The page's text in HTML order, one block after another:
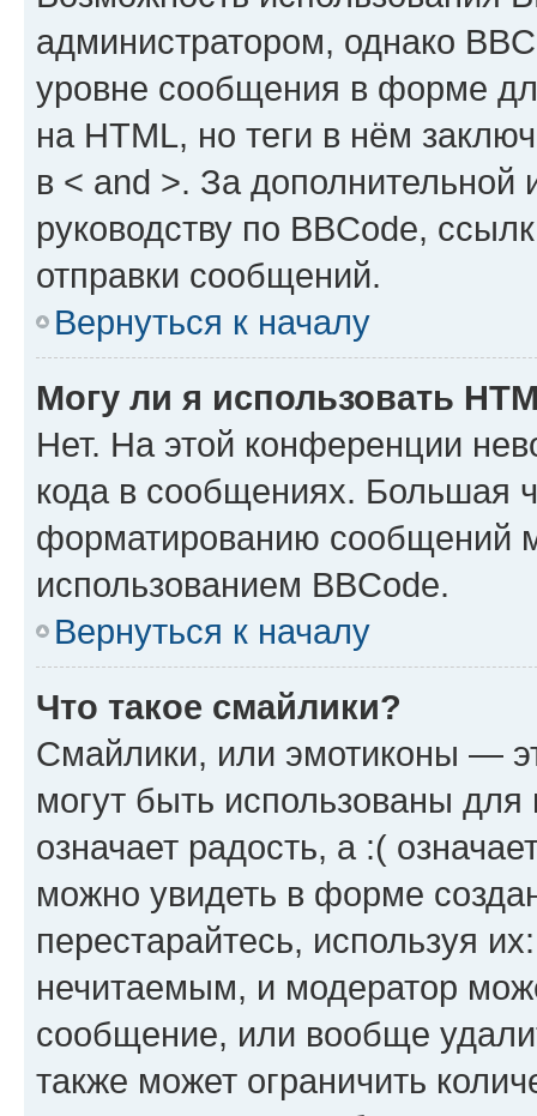
администратором, однако
уровне сообщения в форме
на HTML, но теги в нём
в < and >. За
руководству по BBCode,
отправки сообщений.
Вернуться к началу
Могу ли я использовать
Нет. На этой конференции
кода в сообщениях. Большая
форматированию сообщений
использованием BBCode.
Вернуться к началу
Что такое смайлики?
Смайлики, или эмотиконы —
могут быть использованы
означает радость, а :(
можно увидеть в форме
перестарайтесь, используя
нечитаемым, и модератор
сообщение, или вообще
также может ограничить